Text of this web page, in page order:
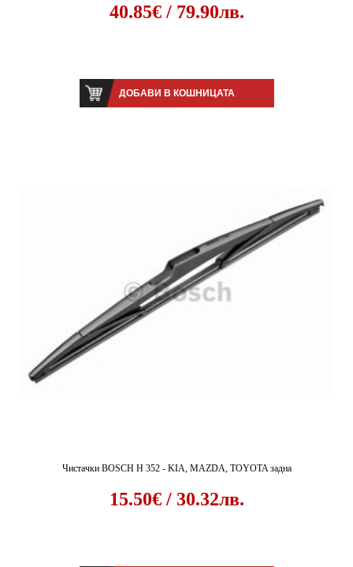
40.85€ / 79.90лв.
ДОБАВИ В КОШНИЦАТА
Чистачки BOSCH H 352 - KIA, MAZDA, TOYOTA задна
15.50€ / 30.32лв.